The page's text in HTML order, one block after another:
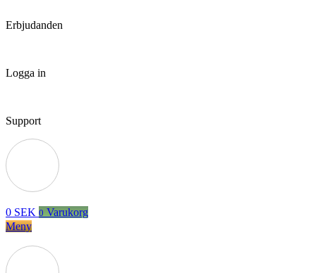
Erbjudanden
Logga in
Support
0 SEK 0 Varukorg
Meny